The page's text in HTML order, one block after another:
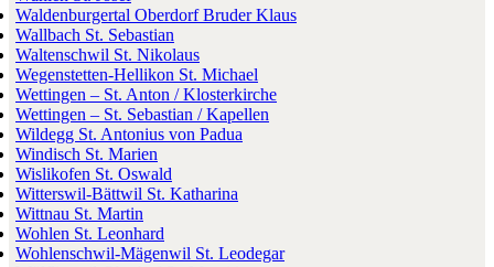
Waldenburgertal Oberdorf Bruder Klaus
Wallbach St. Sebastian
Waltenschwil St. Nikolaus
Wegenstetten-Hellikon St. Michael
Wettingen – St. Anton / Klosterkirche
Wettingen – St. Sebastian / Kapellen
Wildegg St. Antonius von Padua
Windisch St. Marien
Wislikofen St. Oswald
Witterswil-Bättwil St. Katharina
Wittnau St. Martin
Wohlen St. Leonhard
Wohlenschwil-Mägenwil St. Leodegar